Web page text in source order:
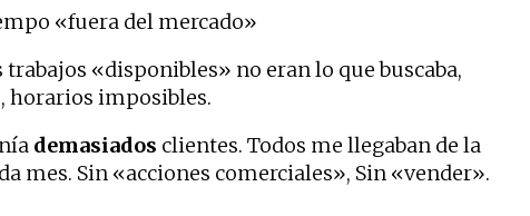
«fuera del mercado»
trabajos «disponibles» no eran lo que buscaba,
horarios imposibles.
demasiados clientes. Todos me llegaban de la
mes. Sin «acciones comerciales», Sin «vender».